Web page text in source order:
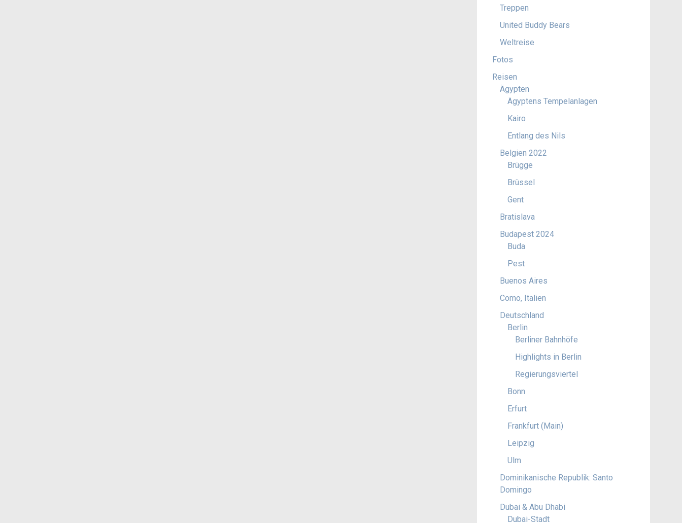
Treppen
United Buddy Bears
Weltreise
Fotos
Reisen
Ägypten
Ägyptens Tempelanlagen
Kairo
Entlang des Nils
Belgien 2022
Brügge
Brüssel
Gent
Bratislava
Budapest 2024
Buda
Pest
Buenos Aires
Como, Italien
Deutschland
Berlin
Berliner Bahnhöfe
Highlights in Berlin
Regierungsviertel
Bonn
Erfurt
Frankfurt (Main)
Leipzig
Ulm
Dominikanische Republik: Santo
Domingo
Dubai & Abu Dhabi
Dubai-Stadt